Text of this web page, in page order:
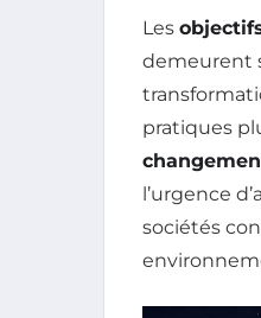
Les
demeurent
pratiques
l’urgence
sociétés